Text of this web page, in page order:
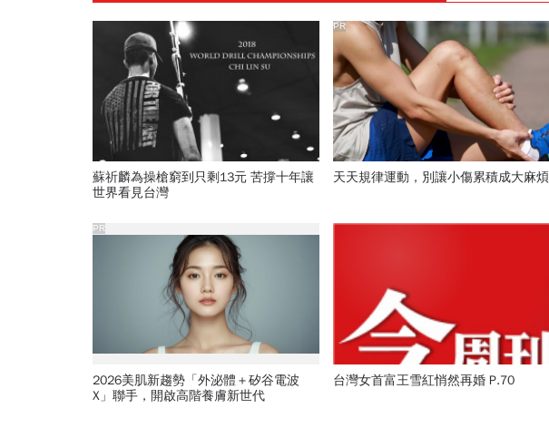
蘇祈麟為操槍窮到只剩13元 苦撐十年讓
世界看見台灣
天天規律運動，別讓小傷累積成大麻煩
PR
2026美肌新趨勢「外泌體＋矽谷電波
X」聯手，開啟高階養膚新世代
PR
台灣女首富王雪紅悄然再婚 P.70